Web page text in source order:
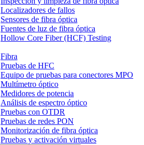
Localizadores de fallos
Sensores de fibra óptica
Fuentes de luz de fibra óptica
Hollow Core Fiber (HCF) Testing
Fibra
Pruebas de HFC
Equipo de pruebas para conectores MPO
Multímetro óptico
Medidores de potencia
Análisis de espectro óptico
Pruebas con OTDR
Pruebas de redes PON
Monitorización de fibra óptica
Pruebas y activación virtuales